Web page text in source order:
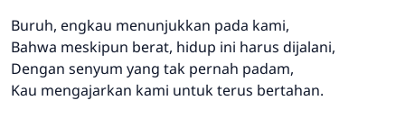
Buruh, engkau menunjukkan pada kami,
Bahwa meskipun berat, hidup ini harus dijalani,
Dengan senyum yang tak pernah padam,
Kau mengajarkan kami untuk terus bertahan.